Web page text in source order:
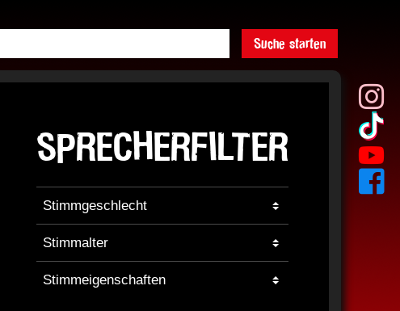
Suche starten
SPRECHERFILTER